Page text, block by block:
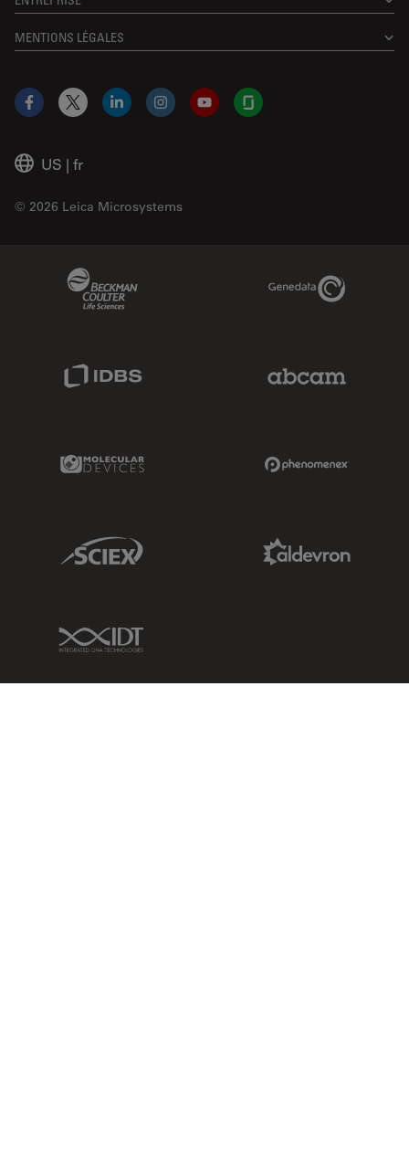
MENTIONS LÉGALES
US | fr
© 2026 Leica Microsystems
Facebook
X LinkedInInstagramYouTubeGlassdoor
Genedata Link
Molecular Devices Link
Sciex Link
IDT Link